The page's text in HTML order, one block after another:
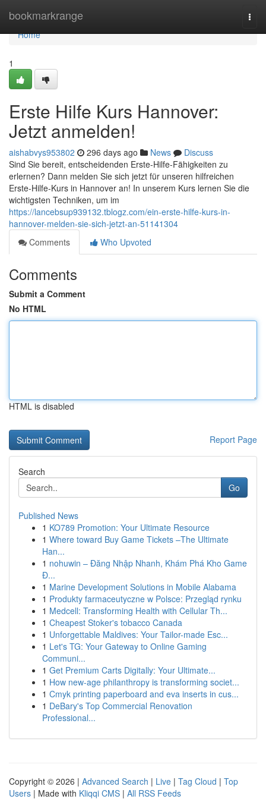
bookmarkrange
Home
Home
1
Erste Hilfe Kurs Hannover:
Jetzt anmelden!
aishabvys953802 296 days ago News
Discuss
Sind Sie bereit, entscheidenden Erste-Hilfe-Fähigkeiten zu
erlernen? Dann melden Sie sich jetzt für unseren hilfreichen
Erste-Hilfe-Kurs in Hannover an! In unserem Kurs lernen Sie die
wichtigsten Techniken, um im
https://lancebsup939132.tblogz.com/ein-erste-hilfe-kurs-in-
hannover-melden-sie-sich-jetzt-an-51141304
Comments
Who Upvoted
Comments
Submit a Comment
No HTML
HTML is disabled
Report Page
Search
Go
Published News
1 KO789 Promotion: Your Ultimate Resource
1 Where toward Buy Game Tickets –The Ultimate
Han...
1 nohuwin – Đăng Nhập Nhanh, Khám Phá Kho Game
Đ...
1 Marine Development Solutions in Mobile Alabama
1 Produkty farmaceutyczne w Polsce: Przegląd rynku
1 Medcell: Transforming Health with Cellular Th...
1 Cheapest Stoker's tobacco Canada
1 Unforgettable Maldives: Your Tailor-made Esc...
1 Let's TG: Your Gateway to Online Gaming
Communi...
1 Get Premium Carts Digitally: Your Ultimate...
1 How new-age philanthropy is transforming societ...
1 Cmyk printing paperboard and eva inserts in cus...
1 DeBary's Top Commercial Renovation
Professional...
Copyright © 2026 | Advanced Search | Live | Tag Cloud | Top
Users | Made with Kliqqi CMS | All RSS Feeds